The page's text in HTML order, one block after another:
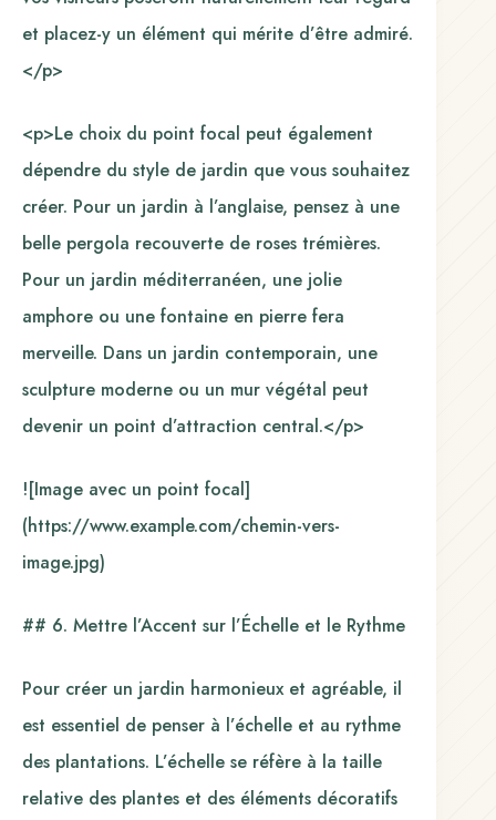
et placez-y un élément qui mérite d’être admiré.
</p>
<p>Le choix du point focal peut également
dépendre du style de jardin que vous souhaitez
créer. Pour un jardin à l’anglaise, pensez à une
belle pergola recouverte de roses trémières.
Pour un jardin méditerranéen, une jolie
amphore ou une fontaine en pierre fera
merveille. Dans un jardin contemporain, une
sculpture moderne ou un mur végétal peut
devenir un point d’attraction central.</p>
![Image avec un point focal]
(https://www.example.com/chemin-vers-
image.jpg)
## 6. Mettre l’Accent sur l’Échelle et le Rythme
Pour créer un jardin harmonieux et agréable, il
est essentiel de penser à l’échelle et au rythme
des plantations. L’échelle se réfère à la taille
relative des plantes et des éléments décoratifs